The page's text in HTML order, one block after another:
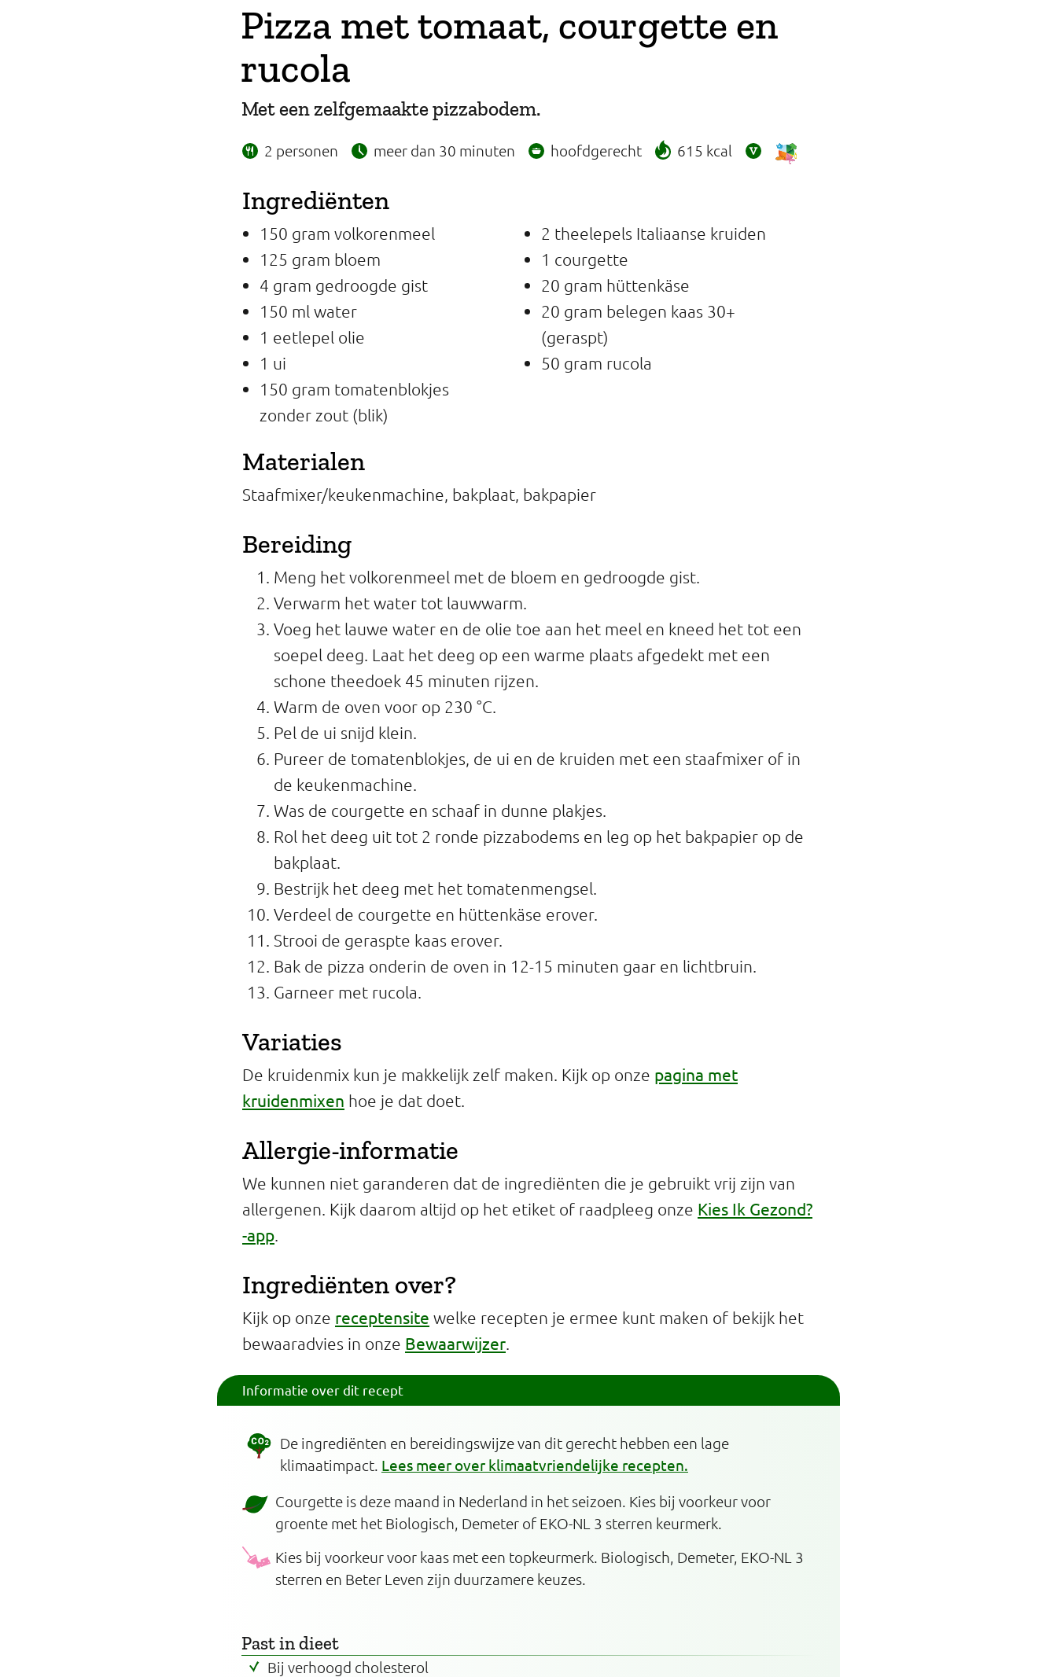
ProfessionalsPizza met tomaat, courgette en
rucola
Met een zelfgemaakte pizzabodem.
2 personen meer dan 30 minuten hoofdgerecht 615 kcal
Ingrediënten
150 gram volkorenmeel
125 gram bloem
4 gram gedroogde gist
150 ml water
1 eetlepel olie
1 ui
150 gram tomatenblokjes
zonder zout (blik)
2 theelepels Italiaanse kruiden
1 courgette
20 gram hüttenkäse
20 gram belegen kaas 30+
(geraspt)
50 gram rucola
Materialen
Staafmixer/keukenmachine, bakplaat, bakpapier
Bereiding
Meng het volkorenmeel met de bloem en gedroogde gist.
Verwarm het water tot lauwwarm.
Voeg het lauwe water en de olie toe aan het meel en kneed het tot een
soepel deeg. Laat het deeg op een warme plaats afgedekt met een
schone theedoek 45 minuten rijzen.
Warm de oven voor op 230 °C.
Pel de ui snijd klein.
Pureer de tomatenblokjes, de ui en de kruiden met een staafmixer of in
de keukenmachine.
Was de courgette en schaaf in dunne plakjes.
Rol het deeg uit tot 2 ronde pizzabodems en leg op het bakpapier op de
bakplaat.
Bestrijk het deeg met het tomatenmengsel.
Verdeel de courgette en hüttenkäse erover.
Strooi de geraspte kaas erover.
Bak de pizza onderin de oven in 12-15 minuten gaar en lichtbruin.
Garneer met rucola.
Variaties
De kruidenmix kun je makkelijk zelf maken. Kijk op onze pagina met
kruidenmixen hoe je dat doet.
Allergie-informatie
We kunnen niet garanderen dat de ingrediënten die je gebruikt vrij zijn van
allergenen. Kijk daarom altijd op het etiket of raadpleeg onze Kies Ik Gezond?
-app
Ingrediënten over?
Kijk op onze receptensite welke recepten je ermee kunt maken of bekijk het
bewaaradvies in onze Bewaarwijzer
Informatie over dit recept
De ingrediënten en bereidingswijze van dit gerecht hebben een lage
klimaatimpact. Lees meer over klimaatvriendelijke recepten.
Courgette is deze maand in Nederland in het seizoen. Kies bij voorkeur voor
groente met het Biologisch, Demeter of EKO-NL 3 sterren keurmerk.
Kies bij voorkeur voor kaas met een topkeurmerk. Biologisch, Demeter, EKO-NL 3
sterren en Beter Leven zijn duurzamere keuzes.
Past in dieet
Bij verhoogd cholesterol